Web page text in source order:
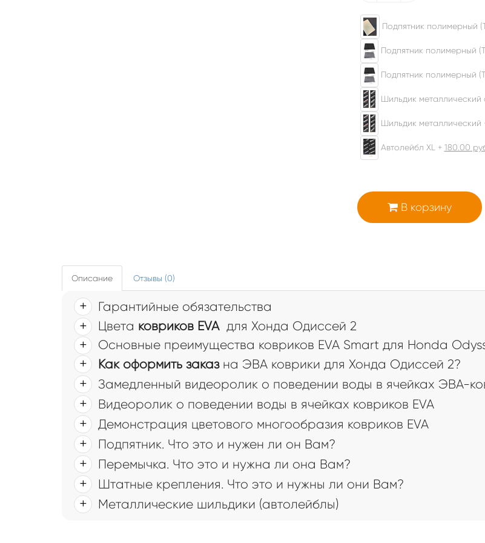
Подпятник полимерный
Подпятник полимерный
Подпятник полимерный
Шильдик металлический
Шильдик металлический
Автолейбл XL + 180.00
В корзину
Описание Отзывы (0)
Гарантийные обязательства
Цвета ковриков EVAдля Хонда Одиссей 2
Основные преимущества ковриков EVA Smart для Honda
Как оформить заказна ЭВА коврики для Хонда Одиссей 2?
Замедленный видеоролик о поведении воды в ячейках ЭВА-
Видеоролик о поведении воды в ячейках ковриков EVA
Демонстрация цветового многообразия ковриков EVA
Подпятник. Что это и нужен ли он Вам?
Перемычка. Что это и нужна ли она Вам?
Штатные крепления. Что это и нужны ли они Вам?
Металлические шильдики (автолейблы)